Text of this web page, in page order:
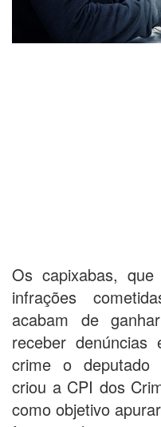
Os capixabas,
infrações
acabam de
receber
crime o deputado
criou a CPI dos
como objetivo